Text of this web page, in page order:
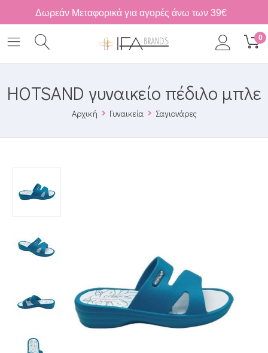
Δωρεάν Μεταφορικά για αγορές άνω των 39€
0
HOTSAND γυναικείο πέδιλο μπλε
Αρχική Γυναικεία Σαγιονάρες